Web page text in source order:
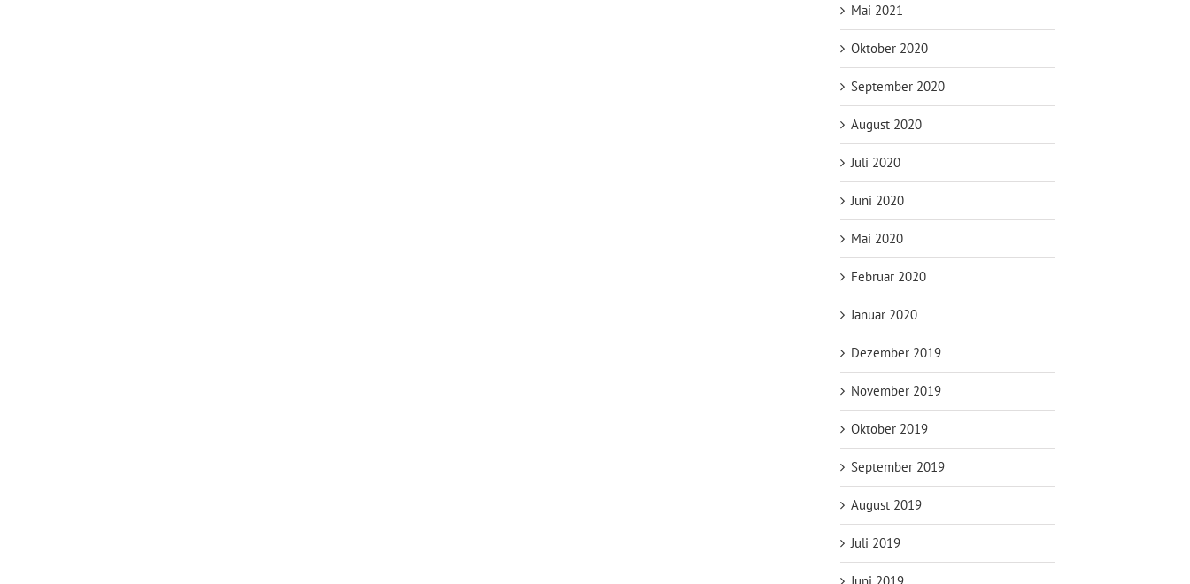
Mai 2021
Oktober 2020
September 2020
August 2020
Juli 2020
Juni 2020
Mai 2020
Februar 2020
Januar 2020
Dezember 2019
November 2019
Oktober 2019
September 2019
August 2019
Juli 2019
Juni 2019